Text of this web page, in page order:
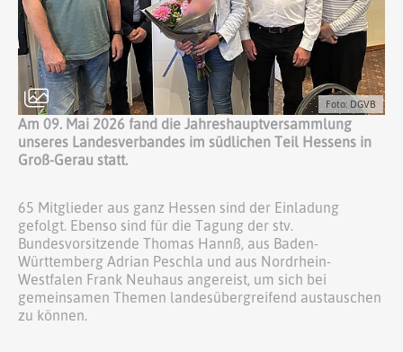
Foto: DGVB
Am 09. Mai 2026 fand die Jahreshauptversammlung
unseres Landesverbandes im südlichen Teil Hessens in
Groß-Gerau statt.
65 Mitglieder aus ganz Hessen sind der Einladung
gefolgt. Ebenso sind für die Tagung der stv.
Bundesvorsitzende Thomas Hannß, aus Baden-
Württemberg Adrian Peschla und aus Nordrhein-
Westfalen Frank Neuhaus angereist, um sich bei
gemeinsamen Themen landesübergreifend austauschen
zu können.